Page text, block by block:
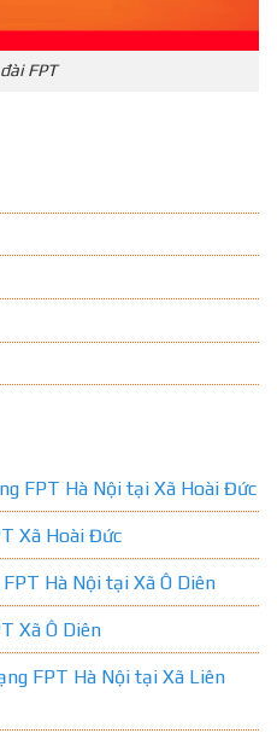
FPT
FPT Hà Nội tại Xã Hoài Đức
Xã Hoài Đức
Hà Nội tại Xã Ô Diên
Xã Ô Diên
FPT Hà Nội tại Xã Liên